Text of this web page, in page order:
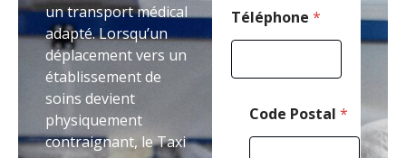
un transport médical
adapté. Lorsqu’un
déplacement vers un
établissement de
soins devient
physiquement
contraignant, le Taxi
o
d
e
Téléphone *
Code Postal *